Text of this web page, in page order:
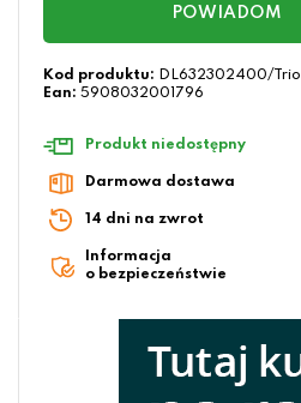
POWIADOM
Kod produktu: DL632302400/Trio
Ean: 5908032001796
Produkt niedostępny
Darmowa dostawa
14 dni na zwrot
Informacja
o bezpieczeństwie